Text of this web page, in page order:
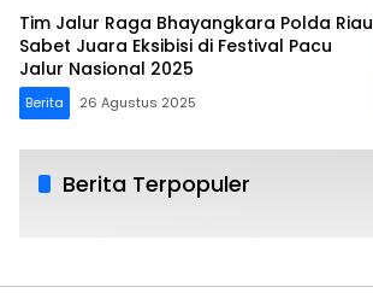
Tim Jalur Raga Bhayangkara Polda Riau
Sabet Juara Eksibisi di Festival Pacu
Jalur Nasional 2025
Berita 26 Agustus 2025
Berita Terpopuler